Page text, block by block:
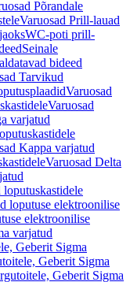
Põrandale
Varuosad Prill-lauad
WC-poti prill-
Seinale
bideed
Tarvikud
Varuosad
Varuosad
varjatud
Kappa varjatud
Varuosad Delta
loputuse elektroonilise
elektroonilise
varjatud
Geberit Sigma
Geberit Sigma
Geberit Sigma